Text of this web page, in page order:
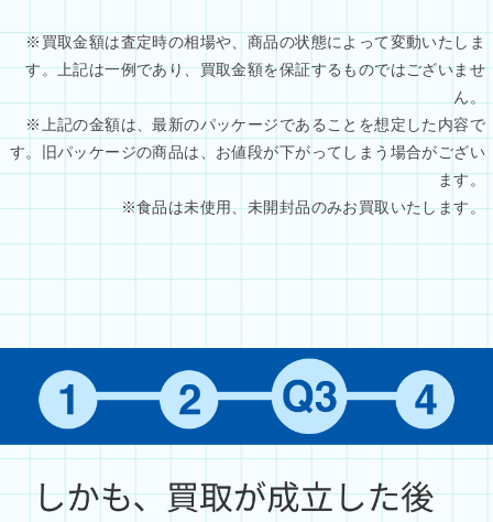
※買取金額は査定時の相場や、商品の状態によって変動いたしま
す。上記は一例であり、買取金額を保証するものではございませ
ん。
※上記の金額は、最新のパッケージであることを想定した内容で
す。旧パッケージの商品は、お値段が下がってしまう場合がござい
ます。
※食品は未使用、未開封品のみお買取いたします。